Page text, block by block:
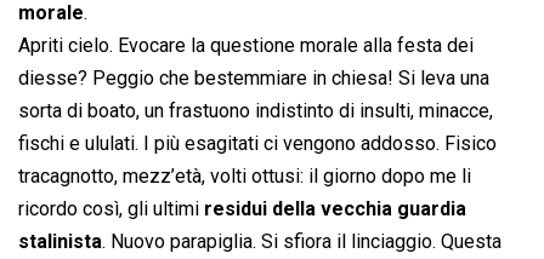
morale.
Apriti cielo. Evocare la questione morale alla festa dei
diesse? Peggio che bestemmiare in chiesa! Si leva una
sorta di boato, un frastuono indistinto di insulti, minacce,
fischi e ululati. I più esagitati ci vengono addosso. Fisico
tracagnotto, mezz’età, volti ottusi: il giorno dopo me li
ricordo così, gli ultimi residui della vecchia guardia
stalinista. Nuovo parapiglia. Si sfiora il linciaggio. Questa